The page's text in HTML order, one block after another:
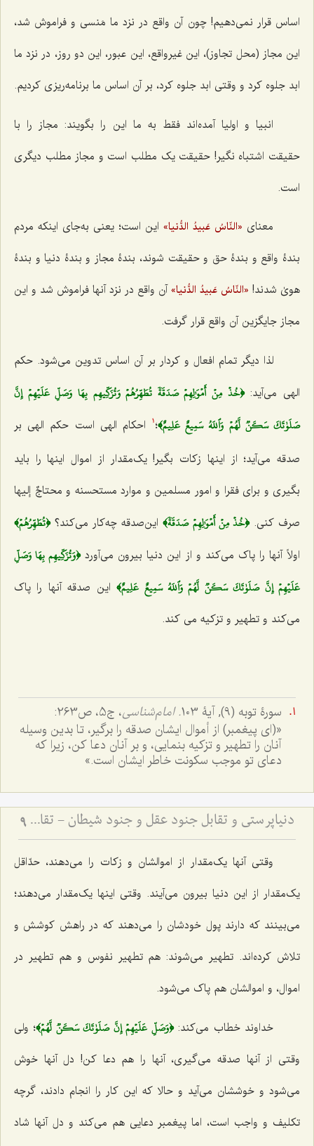
اساس قرار نمی‌دهیم! چون آن واقع در نزد ما مَنسی و فراموش شد،
این مجاز (محل تجاوز)، این غیرواقع، این عبور، این دو روز، در نزد ما
ابد جلوه کرد و وقتی ابد جلوه کرد، بر آن اساس ما برنامه‌ریزی کردیم.
انبیا و اولیا آمده‌اند فقط به ما این را بگویند: مجاز را با
حقیقت اشتباه نگیر! حقیقت یک مطلب است و مجاز مطلب دیگری
است.
معنای «النّاسُ عَبیدُ الدُّنیا»این است؛ یعنی به‌جای اینکه مردم
بندۀ واقع و بندۀ حق و حقیقت شوند، بندۀ مجاز و بندۀ دنیا و بندۀ
هویٰ شدند! «النّاسُ عَبیدُ الدُّنیا»آن واقع در نزد آنها فراموش شد و این
مجاز جایگزین آن واقع قرار گرفت.
لذا دیگر تمام افعال و کردار بر آن اساس تدوین می‌شود. حکم
الهی می‌آید:﴿خُذۡ مِنۡ أَمۡوَٰلِهِمۡ صَدَقَةٗ تُطَهِّرُهُمۡ وَتُزَكِّيهِم بِهَا وَصَلِّ عَلَيۡهِمۡ إِنَّ
صَلَوٰتَكَ سَكَنٞ لَّهُمۡ وَٱللَهُ سَمِيعٌ عَلِيمٌ﴾؛ 1
احکام الهی است حکم الهی بر
صدقه می‌آید؛ از اینها زکات بگیر! یک‌مقدار از اموال اینها را باید
بگیری و برای فقرا و امور مسلمین و موارد مستحسنه و محتاجٌ إلیها
صرف کنی.﴿خُذۡ مِنۡ أَمۡوَٰلِهِمۡ صَدَقَةٗ﴾این‌صدقه چه‌کار می‌کند؟﴿تُطَهِّرُهُمۡ﴾
اولاً آنها را پاک می‌کند و از این دنیا بیرون می‌آورد﴿وَتُزَكِّيهِم بِهَا وَصَلِّ
عَلَيۡهِمۡ إِنَّ صَلَوٰتَكَ سَكَنٞ لَّهُمۡ وَٱللَهُ سَمِيعٌ عَلِيمٌ﴾این صدقه آنها را پاک
می‌کند و تطهیر و تزکیه می کند.
سورۀ توبه (9), آیۀ 103 . امام‌شناسی، ج5، ص263:
«(اى پيغمبر) از أموال ايشان صدقه را برگير، تا بدين وسيله
آنان را تطهير و تزكيه بنمایى، و بر آنان دعا كن، زيرا كه
دعاى تو موجب سكونت خاطر ايشان است‌.»
دنیاپرستی و تقابل جنود عقل و جنود شیطان - تقابل عالم دنیا و مجاز با عالم توحید و حقیقت 9
وقتی آنها یک‌مقدار از اموالشان و زکات را می‌دهند، حدّاقل
یک‌مقدار از این دنیا بیرون می‌آیند. وقتی اینها یک‌مقدار می‌دهند؛
می‌بینند که دارند پول خودشان را می‌دهند که در راهش کوشش و
تلاش کرده‌اند. تطهیر می‌شوند: هم تطهیر نفوس و هم تطهیر در
اموال، و اموالشان هم پاک می‌شود.
خداوند خطاب می‌کند:﴿وَصَلِّ عَلَيۡهِمۡ إِنَّ صَلَوٰتَكَ سَكَنٞ لَّهُمۡ﴾؛ ولی
وقتی از آنها صدقه می‌گیری، آنها را هم دعا کن! دل آنها خوش
می‌شود و خوششان می‌آید و حالا که این کار را انجام دادند، گرچه
تکلیف و واجب است، اما پیغمبر دعایی هم می‌کند و دل آنها شاد